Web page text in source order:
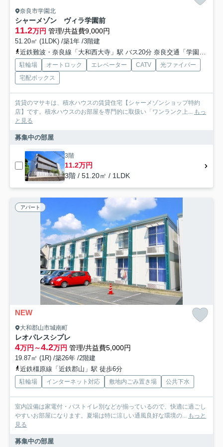
奈良市学園北
シャーメゾン ヴィラ学園前
11.2万円 管理/共益費9,000円
51.20㎡ (1LDK) /築1年 /3階建
近鉄難波・奈良線「大和西大寺」駅 バス20分 奈良交通「学園前駅〔南〕」 停歩6分
駐輪場 オートロック エレベーター CATV
光ファイバー
宅配ボックス
賃貸のマサキは、積水ハウスの賃貸住宅【シャーメゾンショップ特約
店】です。積水ハウスのお部屋を専門的に取扱い「ワンランク上...
もっ
と見る
募集中の部屋
3階
11.2万円
3階 / 51.20㎡ / 1LDK
アパート
NEW
大和郡山市城南町
レオパレスシプレ
4万円～4.2万円 管理/共益費5,000円
19.87㎡ (1R) /築26年 /2階建
近鉄橿原線「近鉄郡山」駅 徒歩6分
駐輪場 インターネット対応 敷地内ごみ置き場 公共下水
室内設備は家電付・バストイレ別などが揃っているので、快適に過ごし
やすいお部屋になります。夏場は特に涼しい通風良好な環境の...
もっと
見る
募集中の部屋